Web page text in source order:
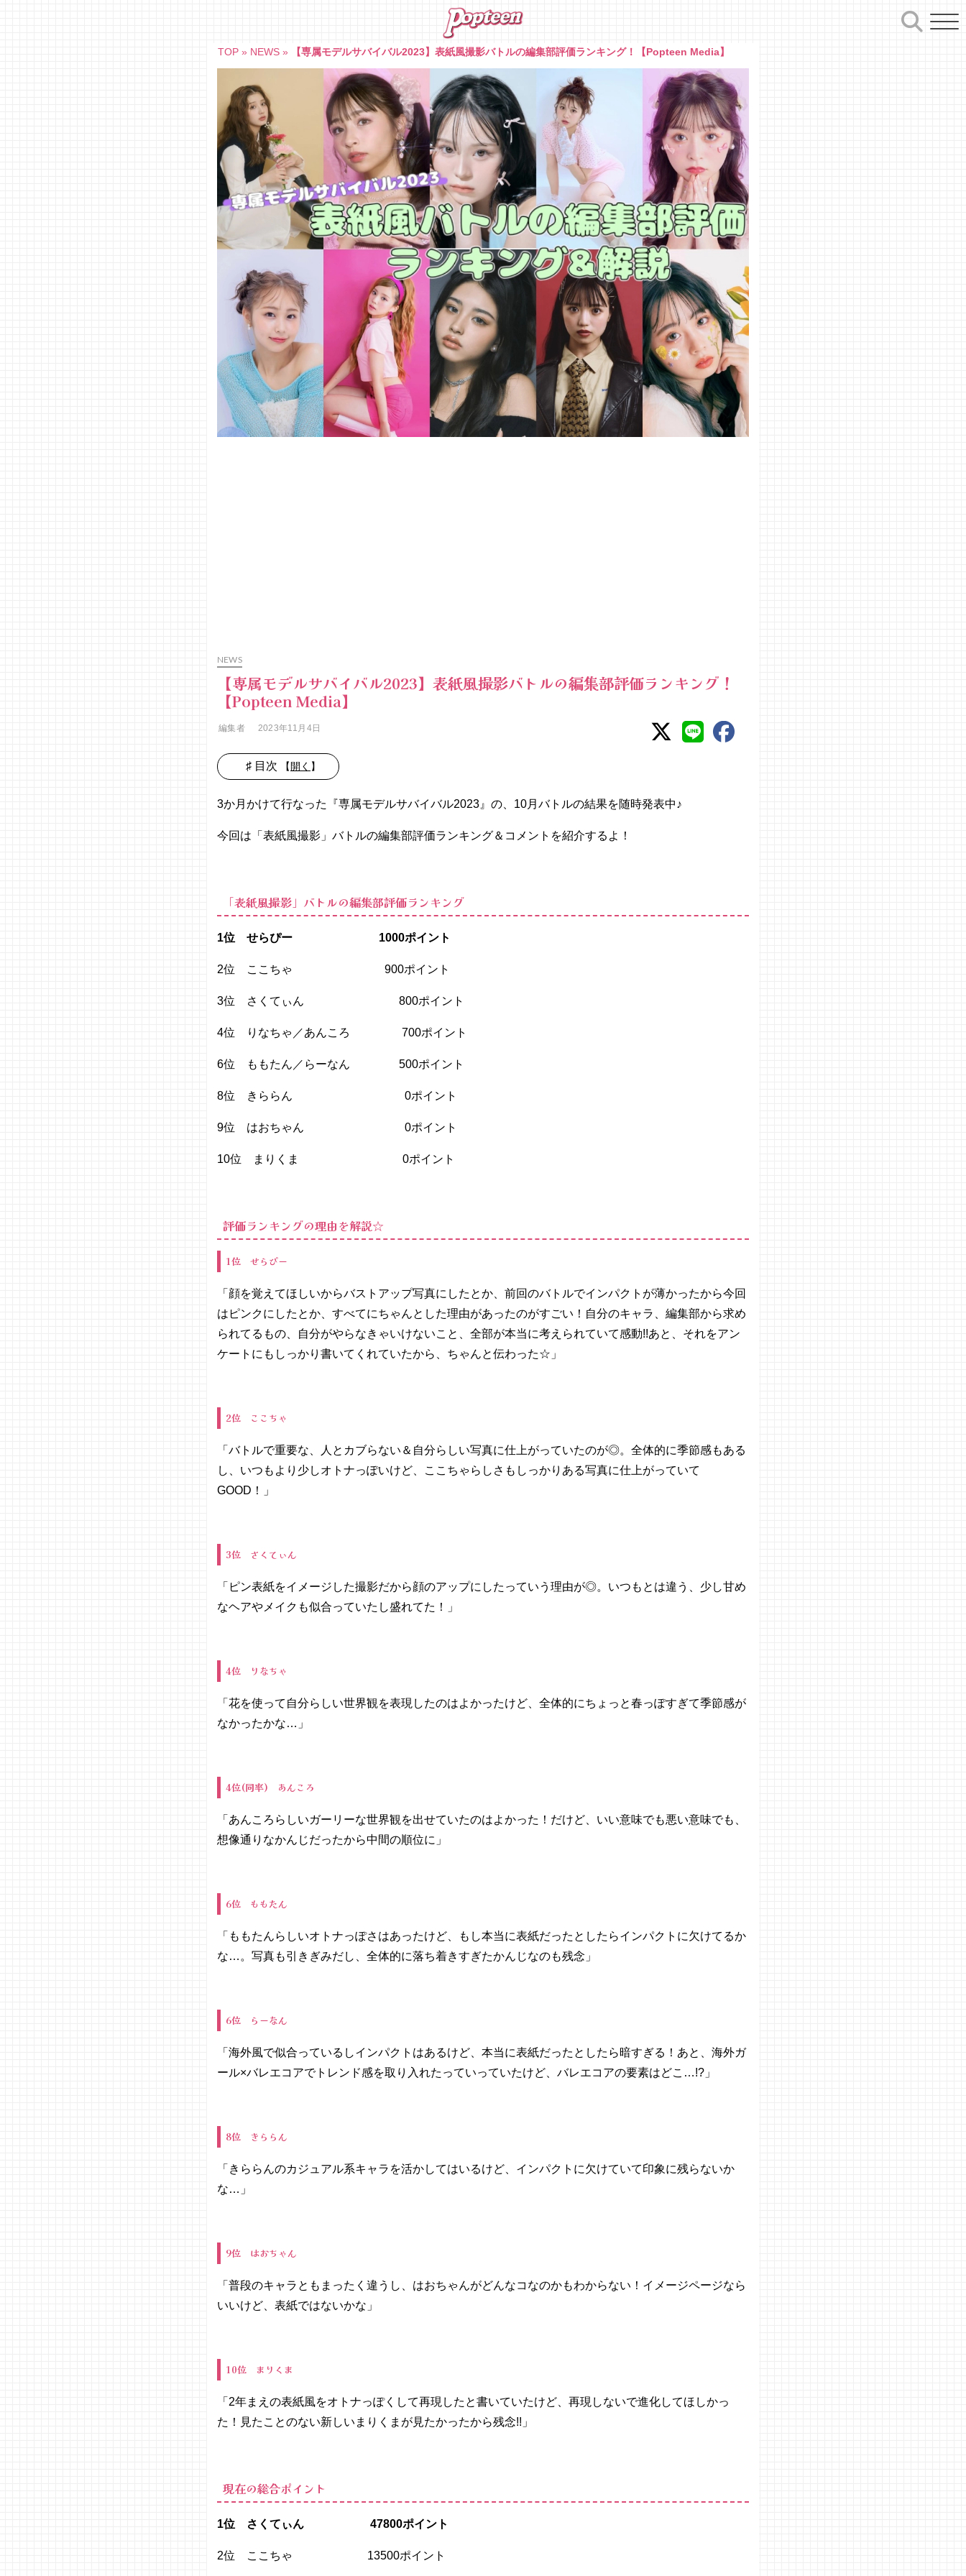
TOP » NEWS » 【専属モデルサバイバル2023】表紙風撮影バトルの編集部評価ランキング！【Popteen Media】
NEWS
【専属モデルサバイバル2023】表紙風撮影バトルの編集部評価ランキング！
【Popteen Media】
編集者 2023年11月4日
♯ 目次 【開く 】
風撮
トルの
− 評価ラ
グの理
説☆
総合ポ
3か月かけて行なった『専属モデルサバイバル2023』の、10月バトルの結果を随時発表中♪
今回は「表紙風撮影」バトルの編集部評価ランキング＆コメントを紹介するよ！
「表紙風撮影」バトルの編集部評価ランキング
1位 せらぴー 1000ポイント
2位 ここちゃ 900ポイント
3位 さくてぃん 800ポイント
4位 りなちゃ／あんころ 700ポイント
6位 ももたん／らーなん 500ポイント
8位 きららん 0ポイント
9位 はおちゃん 0ポイント
10位 まりくま 0ポイント
評価ランキングの理由を解説☆
1位 せらぴー
「顔を覚えてほしいからバストアップ写真にしたとか、前回のバトルでインパクトが薄かったから今回
はピンクにしたとか、すべてにちゃんとした理由があったのがすごい！自分のキャラ、編集部から求め
られてるもの、自分がやらなきゃいけないこと、全部が本当に考えられていて感動!!あと、それをアン
ケートにもしっかり書いてくれていたから、ちゃんと伝わった☆」
2位 ここちゃ
「バトルで重要な、人とカブらない＆自分らしい写真に仕上がっていたのが◎。全体的に季節感もある
し、いつもより少しオトナっぽいけど、ここちゃらしさもしっかりある写真に仕上がっていて
GOOD！」
3位 さくてぃん
「ピン表紙をイメージした撮影だから顔のアップにしたっていう理由が◎。いつもとは違う、少し甘め
なヘアやメイクも似合っていたし盛れてた！」
4位 りなちゃ
「花を使って自分らしい世界観を表現したのはよかったけど、全体的にちょっと春っぽすぎて季節感が
なかったかな…」
4位(同率) あんころ
「あんころらしいガーリーな世界観を出せていたのはよかった！だけど、いい意味でも悪い意味でも、
想像通りなかんじだったから中間の順位に」
6位 ももたん
「ももたんらしいオトナっぽさはあったけど、もし本当に表紙だったとしたらインパクトに欠けてるか
な…。写真も引きぎみだし、全体的に落ち着きすぎたかんじなのも残念」
6位 らーなん
「海外風で似合っているしインパクトはあるけど、本当に表紙だったとしたら暗すぎる！あと、海外ガ
ール×バレエコアでトレンド感を取り入れたっていっていたけど、バレエコアの要素はどこ…!?」
8位 きららん
「きららんのカジュアル系キャラを活かしてはいるけど、インパクトに欠けていて印象に残らないか
な…」
9位 はおちゃん
「普段のキャラともまったく違うし、はおちゃんがどんなコなのかもわからない！イメージページなら
いいけど、表紙ではないかな」
10位 まりくま
「2年まえの表紙風をオトナっぽくして再現したと書いていたけど、再現しないで進化してほしかっ
た！見たことのない新しいまりくまが見たかったから残念!!」
現在の総合ポイント
1位 さくてぃん 47800ポイント
2位 ここちゃ 13500ポイント